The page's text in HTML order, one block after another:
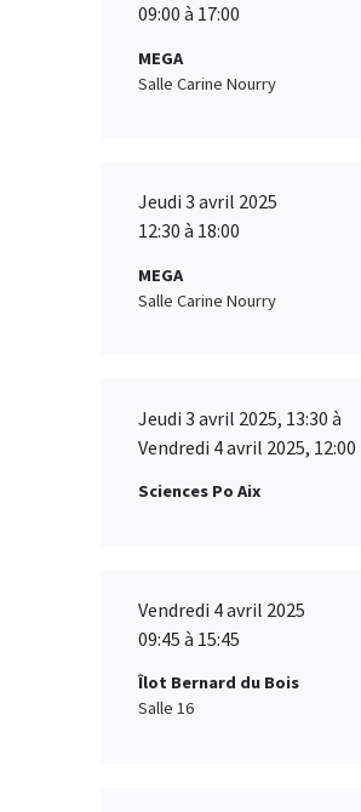
09:00 à 17:00
MEGA
Salle Carine Nourry
Jeudi 3 avril 2025
12:30 à 18:00
MEGA
Salle Carine Nourry
Jeudi 3 avril 2025, 13:30 à
Vendredi 4 avril 2025, 12:00
Sciences Po Aix
Vendredi 4 avril 2025
09:45 à 15:45
Îlot Bernard du Bois
Salle 16